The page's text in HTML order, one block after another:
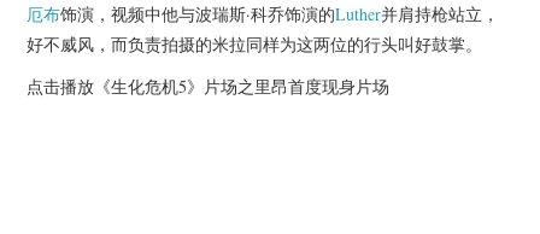
推荐电影
厄布饰演，视频中他与波瑞斯·科乔饰演的Luther并肩持枪站立，
好不威风，而负责拍摄的米拉同样为这两位的行头叫好鼓掌。
点击播放《生化危机5》片场之里昂首度现身片场